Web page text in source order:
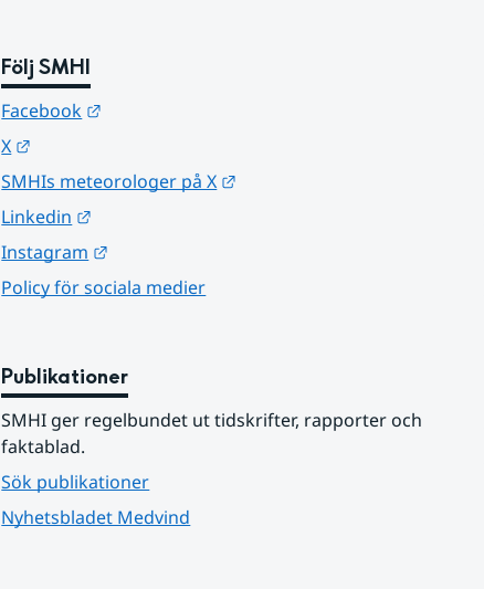
Följ SMHI
Facebook
X
SMHIs meteorologer på X
Linkedin
Instagram
Policy för sociala medier
Publikationer
SMHI ger regelbundet ut tidskrifter, rapporter och
faktablad.
Sök publikationer
Nyhetsbladet Medvind